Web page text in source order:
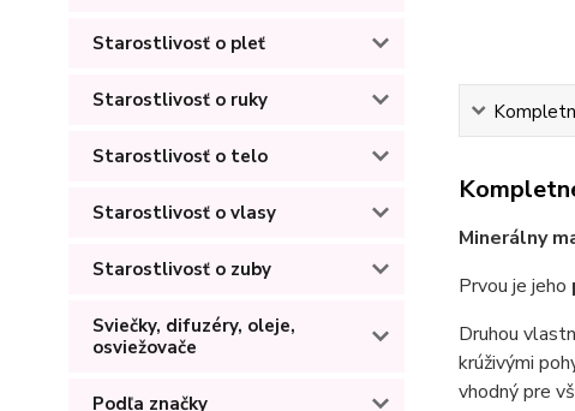
Starostlivosť o pleť
Starostlivosť o ruky
Starostlivosť o telo
Starostlivosť o vlasy
Starostlivosť o zuby
Sviečky, difuzéry, oleje,
osviežovače
Podľa značky
Minerálny
Prvou je jeho
Druhou
krúživými
vhodný pre